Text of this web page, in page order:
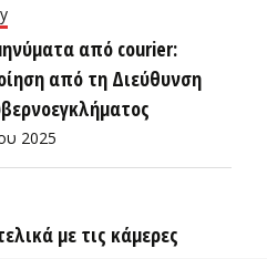
από courier:
από τη Διεύθυνση
2025
με τις κάμερες